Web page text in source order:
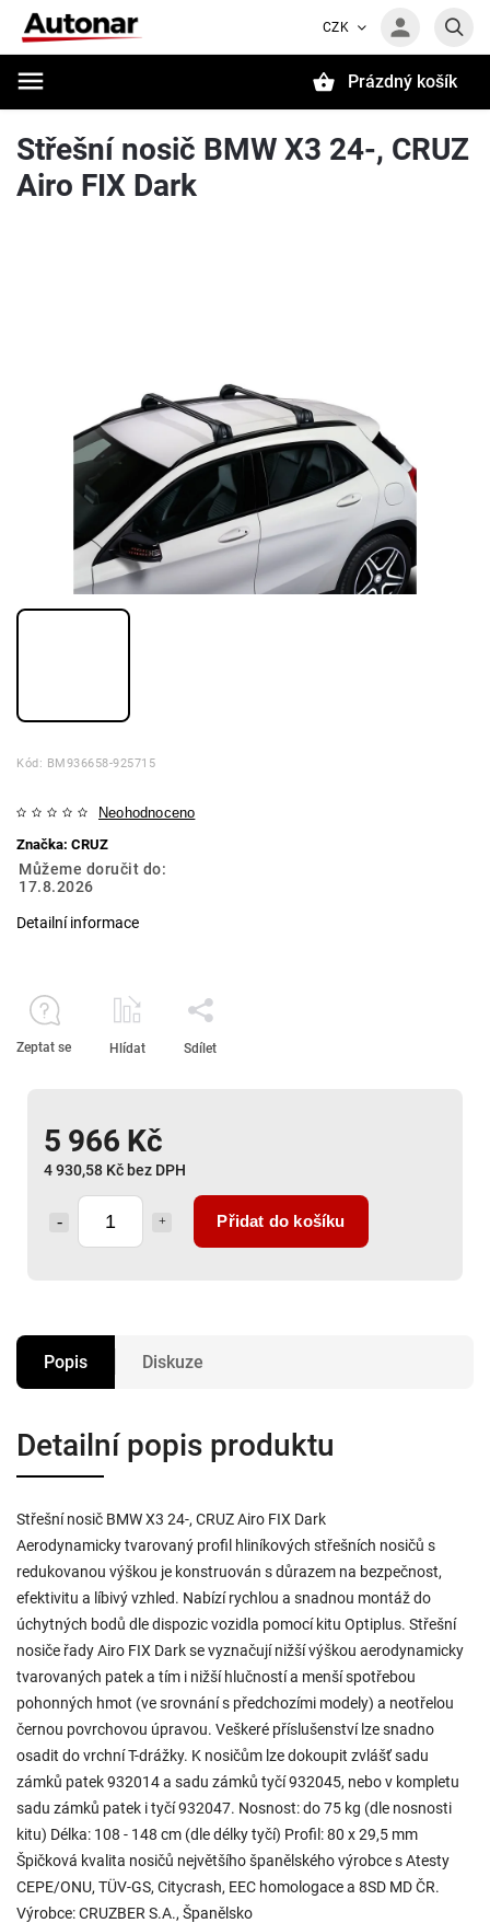
CZK
Prázdný košík
Střešní nosič BMW X3 24-, CRUZ
Airo FIX Dark
Kód: BM936658-925715
Neohodnoceno
Značka: CRUZ
5 966 Kč
4 930,58 Kč bez DPH
Přidat do košíku
Můžeme doručit do:
17.8.2026
Detailní informace
Zeptat se Hlídat Sdílet
Popis Diskuze
Detailní popis produktu
Střešní nosič BMW X3 24-, CRUZ Airo FIX Dark
Aerodynamicky tvarovaný profil hliníkových střešních nosičů s
redukovanou výškou je konstruován s důrazem na bezpečnost,
efektivitu a líbivý vzhled. Nabízí rychlou a snadnou montáž do
úchytných bodů dle dispozic vozidla pomocí kitu Optiplus. Střešní
nosiče řady Airo FIX Dark se vyznačují nižší výškou aerodynamicky
tvarovaných patek a tím i nižší hlučností a menší spotřebou
pohonných hmot (ve srovnání s předchozími modely) a neotřelou
černou povrchovou úpravou. Veškeré příslušenství lze snadno
osadit do vrchní T-drážky. K nosičům lze dokoupit zvlášť sadu
zámků patek 932014 a sadu zámků tyčí 932045, nebo v kompletu
sadu zámků patek i tyčí 932047. Nosnost: do 75 kg (dle nosnosti
kitu) Délka: 108 - 148 cm (dle délky tyčí) Profil: 80 x 29,5 mm
Špičková kvalita nosičů největšího španělského výrobce s Atesty
CEPE/ONU, TÜV-GS, Citycrash, EEC homologace a 8SD MD ČR.
Výrobce: CRUZBER S.A., Španělsko